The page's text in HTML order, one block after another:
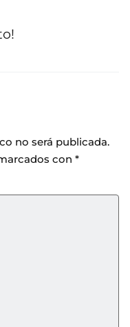
no será publicada.
con *